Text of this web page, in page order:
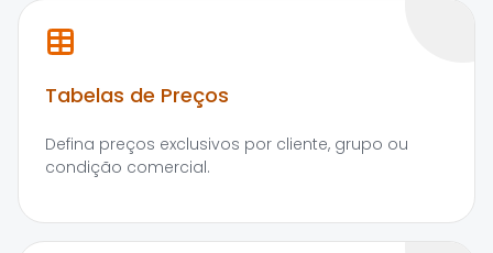
Tabelas de Preços
Defina preços exclusivos por cliente, grupo ou
condição comercial.